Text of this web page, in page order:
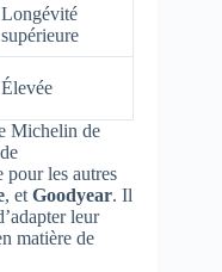
Longévité
supérieure
Élevée
Michelin de
pour les autres
, etGoodyear. Il
leur
matière de